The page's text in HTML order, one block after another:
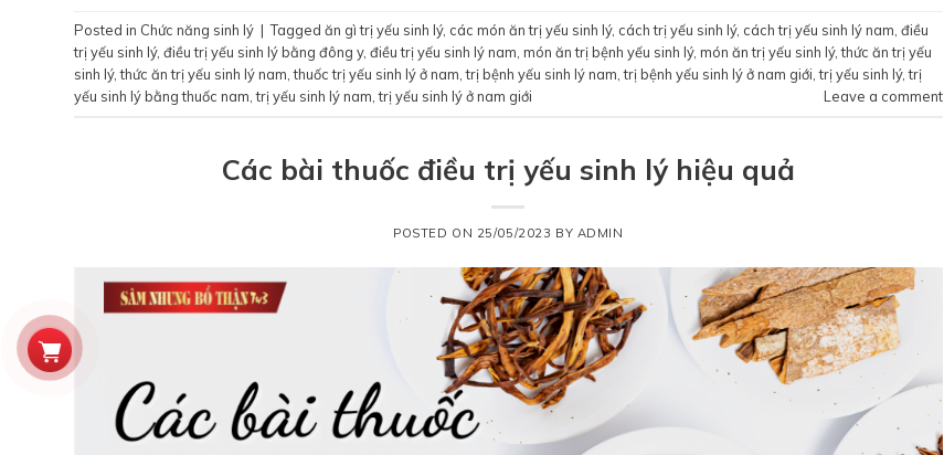
Posted in Chức năng sinh lý | Tagged ăn gì trị yếu sinh lý, các món ăn trị yếu sinh lý, cách trị yếu sinh lý, cách trị yếu sinh lý nam, điều
trị yếu sinh lý, điều trị yếu sinh lý bằng đông y, điều trị yếu sinh lý nam, món ăn trị bệnh yếu sinh lý, món ăn trị yếu sinh lý,thức ăn trị yếu
sinh lý,thức ăn trị yếu sinh lý nam,thuốc trị yếu sinh lý ở nam,trị bệnh yếu sinh lý nam,trị bệnh yếu sinh lý ở nam giới,trị yếu sinh lý,trị
yếu sinh lý bằng thuốc nam,trị yếu sinh lý nam,trị yếu sinh lý ở nam giới Leave a comment
Các bài thuốc điều trị yếu sinh lý hiệu quả
POSTED ON 25/05/2023 BY ADMIN